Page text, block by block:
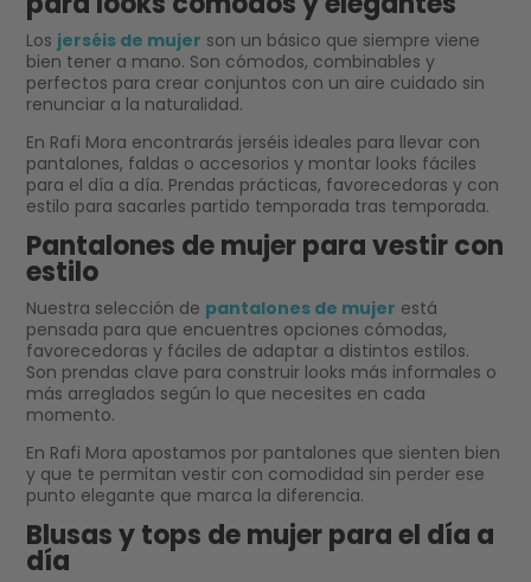
Los jerséis de mujer son un básico que siempre viene
bien tener a mano. Son cómodos, combinables y
perfectos para crear conjuntos con un aire cuidado sin
renunciar a la naturalidad.
En Rafi Mora encontrarás jerséis ideales para llevar con
pantalones, faldas o accesorios y montar looks fáciles
para el día a día. Prendas prácticas, favorecedoras y con
estilo para sacarles partido temporada tras temporada.
Pantalones de mujer para vestir con
estilo
Nuestra selección de pantalones de mujer está
pensada para que encuentres opciones cómodas,
favorecedoras y fáciles de adaptar a distintos estilos.
Son prendas clave para construir looks más informales o
más arreglados según lo que necesites en cada
momento.
En Rafi Mora apostamos por pantalones que sienten bien
y que te permitan vestir con comodidad sin perder ese
punto elegante que marca la diferencia.
Blusas y tops de mujer para el día a
día